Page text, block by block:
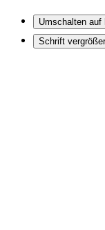
Umschalten auf
Schrift